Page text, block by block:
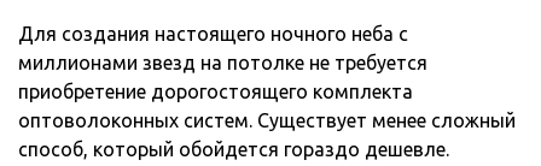
Для создания настоящего ночного неба с
миллионами звезд на потолке не требуется
приобретение дорогостоящего комплекта
оптоволоконных систем. Существует менее сложный
способ, который обойдется гораздо дешевле.